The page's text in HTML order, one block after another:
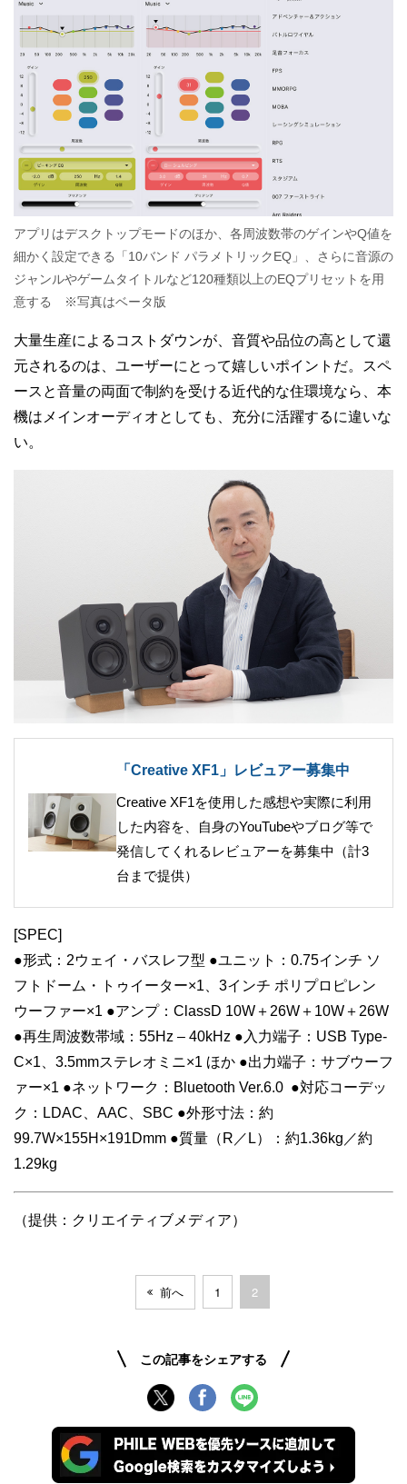
アプリはデスクトップモードのほか、各周波数帯のゲインやQ値を
細かく設定できる「10バンド パラメトリックEQ」、さらに音源の
ジャンルやゲームタイトルなど120種類以上のEQプリセットを用
意する ※写真はベータ版
大量生産によるコストダウンが、音質や品位の高として還
元されるのは、ユーザーにとって嬉しいポイントだ。スペ
ースと音量の両面で制約を受ける近代的な住環境なら、本
機はメインオーディオとしても、充分に活躍するに違いな
い。
「Creative XF1」レビュアー募集中
Creative XF1を使用した感想や実際に利用
した内容を、自身のYouTubeやブログ等で
発信してくれるレビュアーを募集中（計3
台まで提供）
[SPEC]
●形式：2ウェイ・バスレフ型 ●ユニット：0.75インチ ソ
フトドーム・トゥイーター×1、3インチ ポリプロピレン
ウーファー×1 ●アンプ：ClassD 10W＋26W＋10W＋26W
●再生周波数帯域：55Hz – 40kHz ●入力端子：USB Type-
C×1、3.5mmステレオミニ×1 ほか ●出力端子：サブウーフ
ァー×1 ●ネットワーク：Bluetooth Ver.6.0 ●対応コーデッ
ク：LDAC、AAC、SBC ●外形寸法：約
99.7W×155H×191Dmm ●質量（R／L）：約1.36kg／約
1.29kg
（提供：クリエイティブメディア）
前へ 1 2
この記事をシェアする